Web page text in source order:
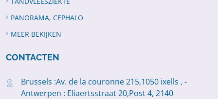
PANORAMA, CEPHALO
MEER BEKIJKEN
CONTACTEN
Brussels :Av. de la couronne 215,1050 ixells , -
Antwerpen : Eliaertsstraat 20,Post 4, 2140